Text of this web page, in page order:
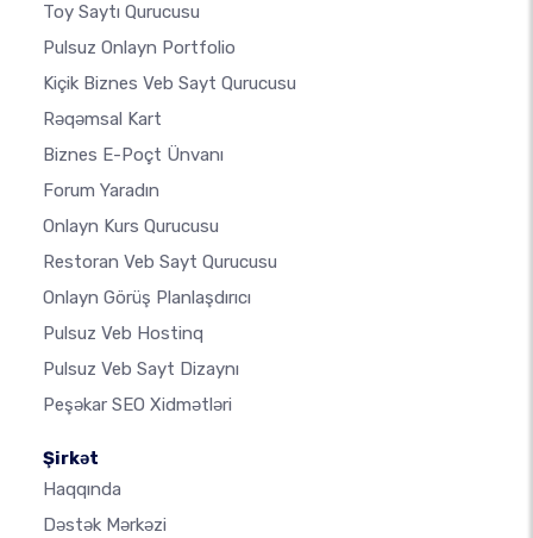
Toy Saytı Qurucusu
Pulsuz Onlayn Portfolio
Kiçik Biznes Veb Sayt Qurucusu
Rəqəmsal Kart
Biznes E-Poçt Ünvanı
Forum Yaradın
Onlayn Kurs Qurucusu
Restoran Veb Sayt Qurucusu
Onlayn Görüş Planlaşdırıcı
Pulsuz Veb Hostinq
Pulsuz Veb Sayt Dizaynı
Peşəkar SEO Xidmətləri
Şirkət
Haqqında
Dəstək Mərkəzi